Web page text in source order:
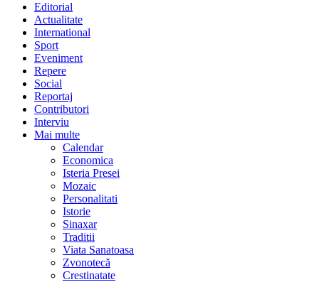
Editorial
Actualitate
International
Sport
Eveniment
Repere
Social
Reportaj
Contributori
Interviu
Mai multe
Calendar
Economica
Isteria Presei
Mozaic
Personalitati
Istorie
Sinaxar
Traditii
Viata Sanatoasa
Zvonotecă
Crestinatate